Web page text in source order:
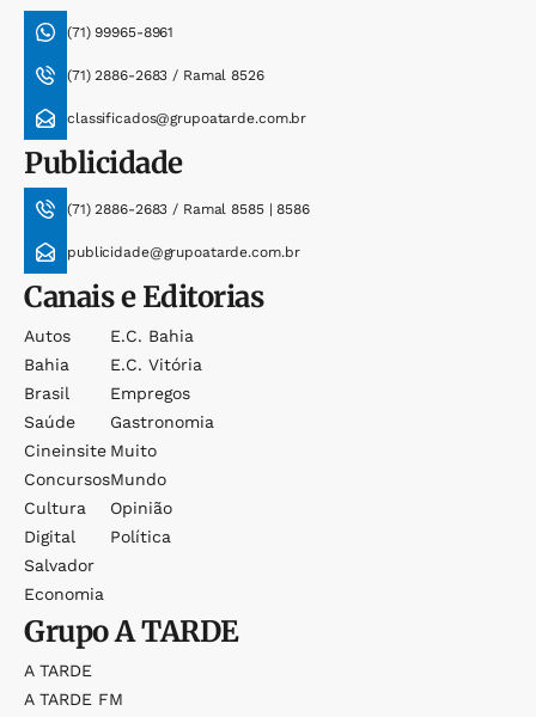
(71) 99965-8961
(71) 2886-2683 / Ramal 8526
classificados@grupoatarde.com.br
Publicidade
(71) 2886-2683 / Ramal 8585 | 8586
publicidade@grupoatarde.com.br
Canais e Editorias
Autos
Bahia
Brasil
Saúde
Cineinsite
Concursos
Cultura
Digital
Salvador
Economia
E.c. Bahia
E.c. Vitória
Empregos
Gastronomia
Muito
Mundo
Opinião
Política
GrupoA TARDE
A TARDE
A TARDE FM